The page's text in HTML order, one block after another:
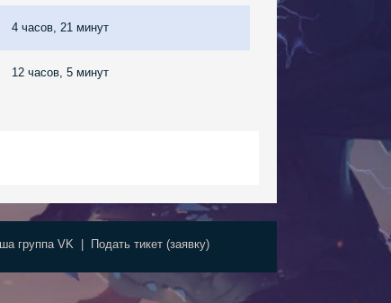
4 часов, 21 минут
12 часов, 5 минут
группа VK| Подать тикет (заявку)